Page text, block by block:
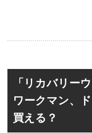
「リカバリー
ワークマン、
買える？